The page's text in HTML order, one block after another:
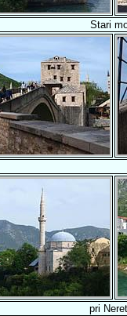
Stari
pri